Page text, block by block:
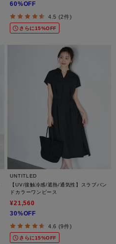
60%OFF
4.5 (2件)
さらに15%OFF
UNTITLED
【UV/接触冷感/遮熱/通気性】スラブバン
ドカラーワンピース
¥21,560
30%OFF
4.6 (9件)
さらに15%OFF